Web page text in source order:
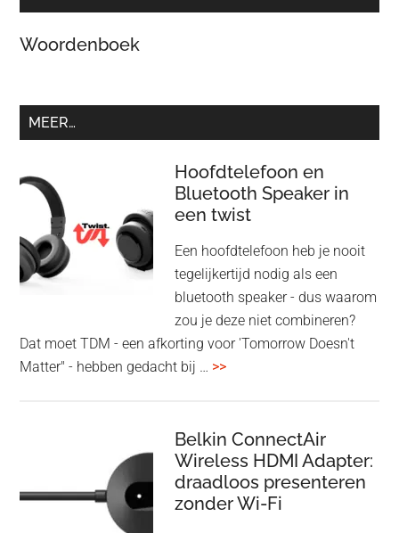
Woordenboek
MEER…
Hoofdtelefoon en
Bluetooth Speaker in
een twist
Een hoofdtelefoon heb je nooit
tegelijkertijd nodig als een
bluetooth speaker - dus waarom
zou je deze niet combineren?
Dat moet TDM - een afkorting voor 'Tomorrow Doesn't
Matter" - hebben gedacht bij … >>overHoofdtelefoon
Speaker
in
een
twist
Belkin ConnectAir
Wireless HDMI Adapter:
draadloos presenteren
zonder Wi-Fi